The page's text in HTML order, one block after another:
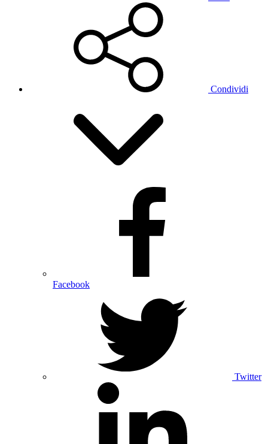
Condividi
Facebook
Twitter